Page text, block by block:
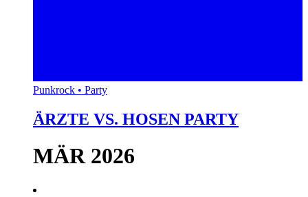
Punkrock • Party
ÄRZTE VS. HOSEN PARTY
MÄR 2026